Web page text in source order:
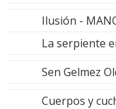
Ilusión -
La serpiente
Sen Gelmez
Cuerpos y